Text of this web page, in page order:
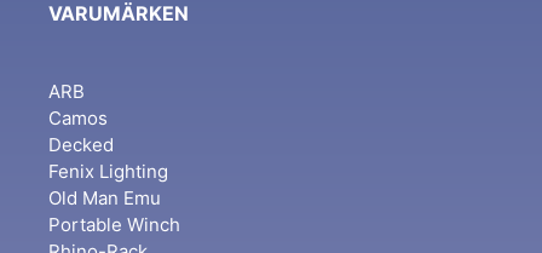
VARUMÄRKEN
ARB
Camos
Decked
Fenix Lighting
Old Man Emu
Portable Winch